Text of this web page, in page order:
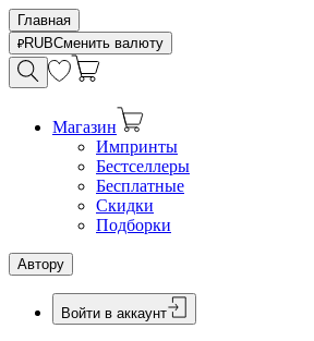
Главная
RUBСменить валюту
Магазин
Импринты
Бестселлеры
Бесплатные
Скидки
Подборки
Автору
Войти в аккаунт